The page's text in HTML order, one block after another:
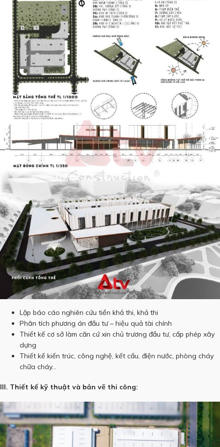
Lập báo cáo nghiên cứu tiền khả thi, khả thi
Phân tích phương án đầu tư – hiệu quả tài chính
Thiết kế cơ sở làm căn cứ xin chủ trương đầu tư, cấp phép xây
dựng
Thiết kế kiến trúc, công nghệ, kết cấu, điện nước, phòng cháy
chữa cháy…
III. Thiết kế kỹ thuật và bản vẽ thi công: